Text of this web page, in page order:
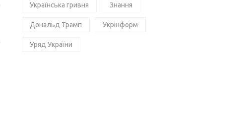
Українська гривня Знання
Дональд Трамп Укрінформ
Уряд України